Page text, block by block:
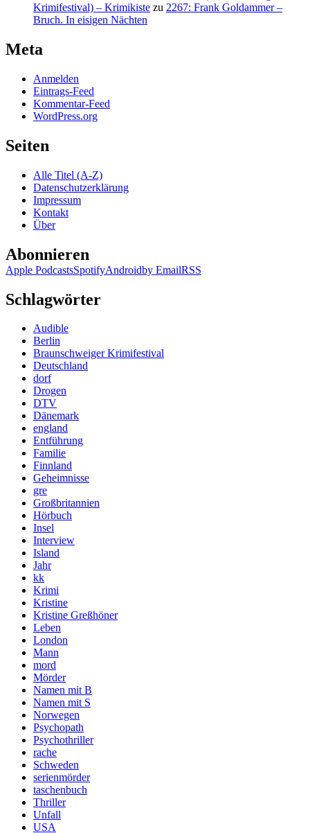
Krimifestival) – Krimikiste zu 2267: Frank Goldammer –
Bruch. In eisigen Nächten
Meta
Anmelden
Eintrags-Feed
Kommentar-Feed
WordPress.org
Seiten
Alle Titel (A-Z)
Datenschutzerklärung
Impressum
Kontakt
Über
Abonnieren
Apple PodcastsSpotifyAndroidby EmailRSS
Schlagwörter
Audible
Berlin
Braunschweiger Krimifestival
Deutschland
dorf
Drogen
DTV
Dänemark
england
Entführung
Familie
Finnland
Geheimnisse
gre
Großbritannien
Hörbuch
Insel
Interview
Island
Jahr
kk
Krimi
Kristine
Kristine Greßhöner
Leben
London
Mann
mord
Mörder
Namen mit B
Namen mit S
Norwegen
Psychopath
Psychothriller
rache
Schweden
serienmörder
taschenbuch
Thriller
Unfall
USA